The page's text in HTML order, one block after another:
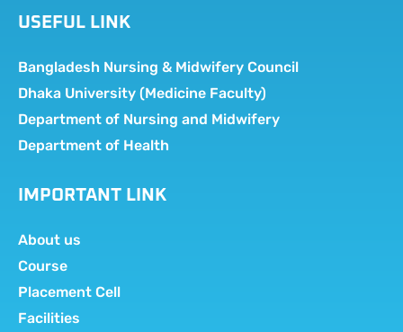
USEFUL LINK
Bangladesh Nursing & Midwifery Council
Dhaka University (Medicine Faculty)
Department of Nursing and Midwifery
Department of Health
IMPORTANT LINK
About us
Course
Placement Cell
Facilities